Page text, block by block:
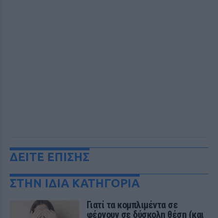
ΔΕΙΤΕ ΕΠΙΣΗΣ
ΣΤΗΝ ΙΔΙΑ ΚΑΤΗΓΟΡΙΑ
Γιατί τα κομπλιμέντα σε
φέρνουν σε δύσκολη θέση (και